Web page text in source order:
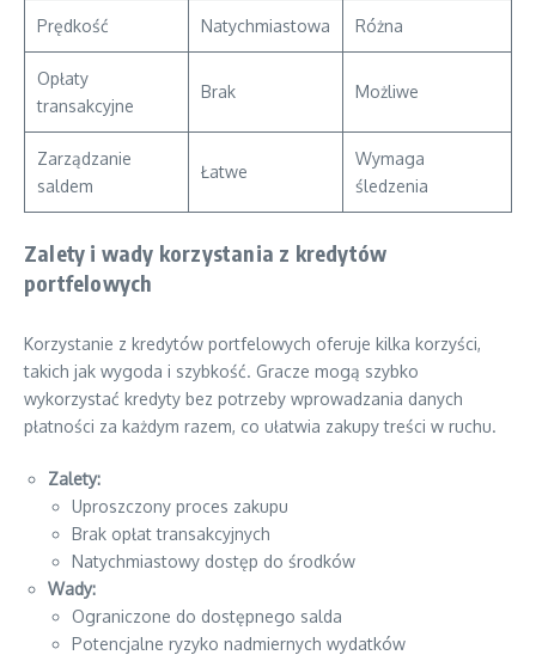
Prędkość Natychmiastowa Różna
Opłaty
transakcyjne
Brak Możliwe
Zarządzanie
saldem
Łatwe
Wymaga
śledzenia
Zalety i wady korzystania z kredytów
portfelowych
Korzystanie z kredytów portfelowych oferuje kilka korzyści,
takich jak wygoda i szybkość. Gracze mogą szybko
wykorzystać kredyty bez potrzeby wprowadzania danych
płatności za każdym razem, co ułatwia zakupy treści w ruchu.
Zalety:
Uproszczony proces zakupu
Brak opłat transakcyjnych
Natychmiastowy dostęp do środków
Wady:
Ograniczone do dostępnego salda
Potencjalne ryzyko nadmiernych wydatków